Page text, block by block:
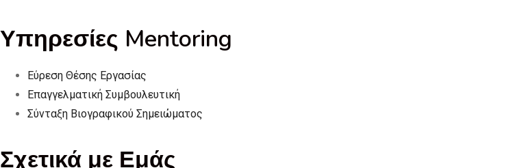
Υπηρεσίες Mentoring
Εύρεση Θέσης Εργασίας
Επαγγελματική Συμβουλευτική
Σύνταξη Βιογραφικού Σημειώματος
Σχετικά με Εμάς